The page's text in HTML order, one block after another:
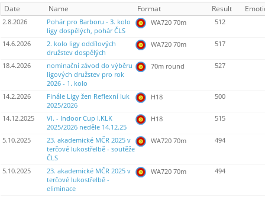
Date Name Format Result
2.8.2026
Pohár pro Barboru - 3. kolo
ligy dospělých, pohár ČLS
WA720 70m 512
14.6.2026
2. kolo ligy oddílových
družstev dospělých
WA720 70m 517
18.4.2026
nominační závod do výběru
ligových družstev pro rok
2026 - 1. kolo
70m round 527
14.2.2026
Finále Ligy žen Reflexní luk
2025/2026
H18 500
14.12.2025
VI. - Indoor Cup I.KLK
2025/2026 neděle 14.12.25
H18 515
5.10.2025
23. akademické MČR 2025 v
terčové lukostřelbě - soutěže
ČLS
WA720 70m 494
5.10.2025
23. akademické MČR 2025 v
terčové lukostřelbě -
eliminace
WA720 70m 494